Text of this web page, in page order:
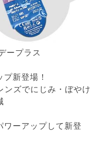
ープラス
新登場！
ンズでにじみ・ぼやけ
ワーアップして新登